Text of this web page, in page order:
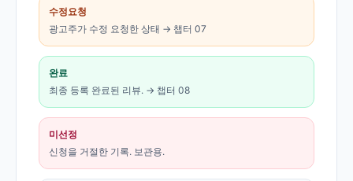
수정요청
광고주가 수정 요청한 상태 → 챕터 07
완료
최종 등록 완료된 리뷰. → 챕터 08
미선정
신청을 거절한 기록. 보관용.